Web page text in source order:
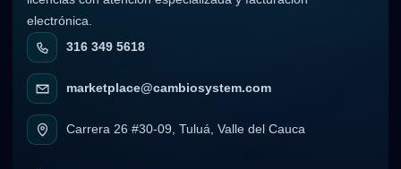
electrónica.
316 349 5618
marketplace@cambiosystem.com
Carrera 26 #30-09, Tuluá, Valle del Cauca